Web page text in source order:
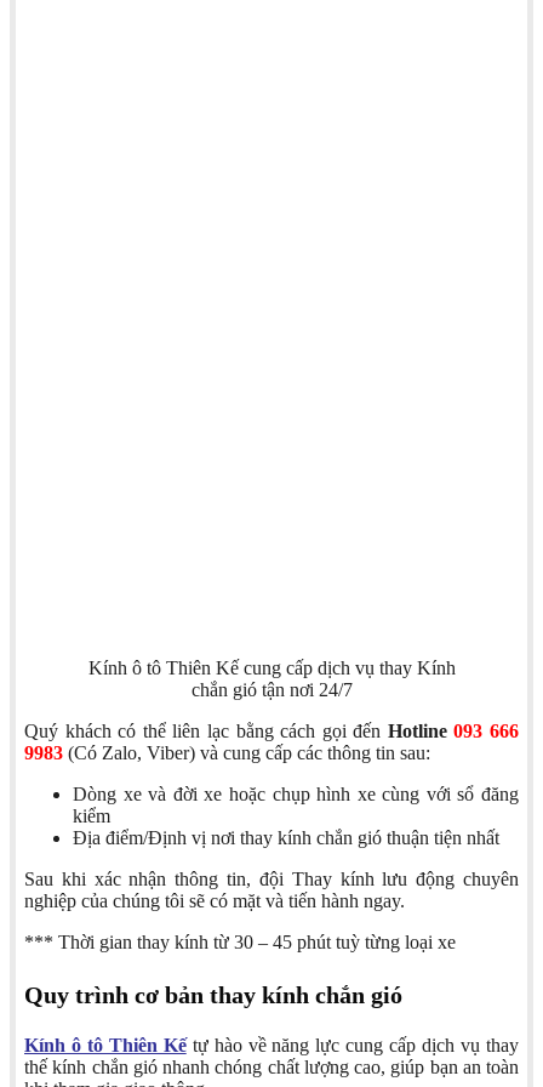
Kính ô tô Thiên Kế cung cấp dịch vụ thay Kính
chắn gió tận nơi 24/7
Quý khách có thể liên lạc bằng cách gọi đến Hotline093 666
9983 (Có Zalo, Viber) và cung cấp các thông tin sau:
Dòng xe và đời xe hoặc chụp hình xe cùng với sổ đăng
kiểm
Địa điểm/Định vị nơi thay kính chắn gió thuận tiện nhất
Sau khi xác nhận thông tin, đội Thay kính lưu động chuyên
nghiệp của chúng tôi sẽ có mặt và tiến hành ngay.
*** Thời gian thay kính từ 30 – 45 phút tuỳ từng loại xe
Quy trình cơ bản thay kính chắn gió
Kính ô tô Thiên Kếtự hào về năng lực cung cấp dịch vụ thay
thế kính chắn gió nhanh chóng chất lượng cao, giúp bạn an toàn